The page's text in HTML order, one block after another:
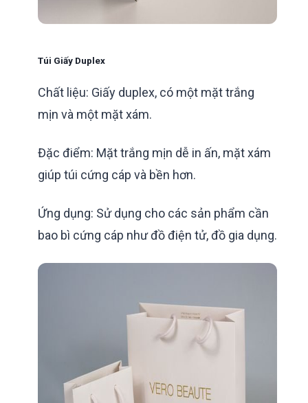
Túi Giấy Duplex
Chất liệu: Giấy duplex, có một mặt trắng
mịn và một mặt xám.
Đặc điểm: Mặt trắng mịn dễ in ấn, mặt xám
giúp túi cứng cáp và bền hơn.
Ứng dụng: Sử dụng cho các sản phẩm cần
bao bì cứng cáp như đồ điện tử, đồ gia dụng.